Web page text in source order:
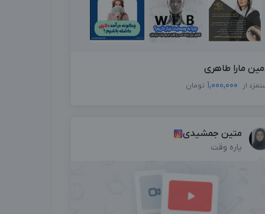
مارا طاهری
از 1,000,000 تومان
متین جمشیدی
پاره وقت